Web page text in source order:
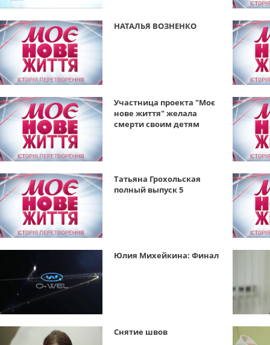
НАТАЛЬЯ ВОЗНЕНКО
Участница проекта "Моє
нове життя" желала
смерти своим детям
Татьяна Грохольская
полный выпуск 5
Юлия Михейкина: Финал
Снятие швов